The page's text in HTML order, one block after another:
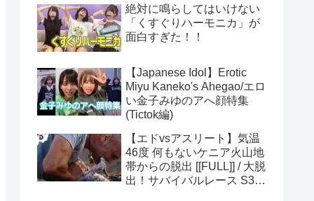
絶対に鳴らしてはいけない
「くすぐりハーモニカ」が
面白すぎた！！
【Japanese Idol】Erotic
Miyu Kaneko's Ahegao/エロ
い金子みゆのアへ顔特集
(Tictok編)
【エドvsアスリート】気温
46度 何もないケニア火山地
帯からの脱出 [[FULL]] / 大脱
出！サバイバルレース S3